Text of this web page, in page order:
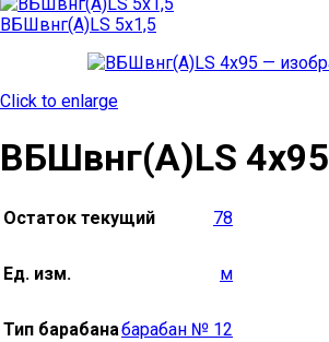
ВБШвнг(А)LS 5х1,5
Click to enlarge
ВБШвнг(А)LS 4х95
Остаток текущий 78
Ед. изм. м
Тип барабанабарабан № 12